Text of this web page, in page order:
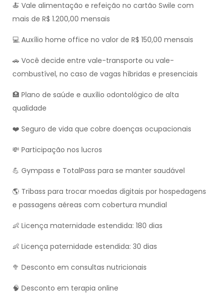
🍝 Vale alimentação e refeição no cartão Swile com
mais de R$ 1.200,00 mensais
💻 Auxílio home office no valor de R$ 150,00 mensais
🚗 Você decide entre vale-transporte ou vale-
combustível, no caso de vagas híbridas e presenciais
🏥 Plano de saúde e auxílio odontológico de alta
qualidade
❤️ Seguro de vida que cobre doenças ocupacionais
💸 Participação nos lucros
💪 Gympass e TotalPass para se manter saudável
🌎 Tribass para trocar moedas digitais por hospedagens
e passagens aéreas com cobertura mundial
👶 Licença maternidade estendida: 180 dias
👶 Licença paternidade estendida: 30 dias
🥦 Desconto em consultas nutricionais
🧠 Desconto em terapia online